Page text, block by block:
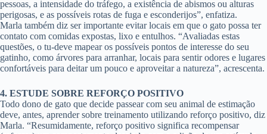
pessoas, a intensidade do tráfego, a existência de abismos ou alturas
perigosas, e as possíveis rotas de fuga e esconderijos”, enfatiza.
Marla também diz ser importante evitar locais em que o gato possa ter
contato com comidas expostas, lixo e entulhos. “Avaliadas estas
questões, o tu-deve mapear os possíveis pontos de interesse do seu
gatinho, como árvores para arranhar, locais para sentir odores e lugares
confortáveis para deitar um pouco e aproveitar a natureza”, acrescenta.
4. ESTUDE SOBRE REFORÇO POSITIVO
Todo dono de gato que decide passear com seu animal de estimação
deve, antes, aprender sobre treinamento utilizando reforço positivo, diz
Marla. “Resumidamente, reforço positivo significa recompensar